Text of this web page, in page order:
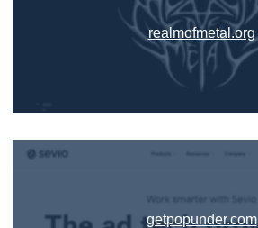
realmofmetal.org
getpopunder.com